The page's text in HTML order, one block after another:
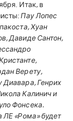
Итак, в
Пау Лопес
Хуан
Давиде Сантон,
Верету,
Диавара, Генрих
Калинич и
Фонсека.
ЛЕ «Рома» будет